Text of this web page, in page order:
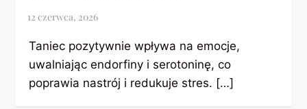
Taniec pozytywnie wpływa na emocje,
uwalniając endorfiny i serotoninę, co
poprawia nastrój i redukuje stres. […]